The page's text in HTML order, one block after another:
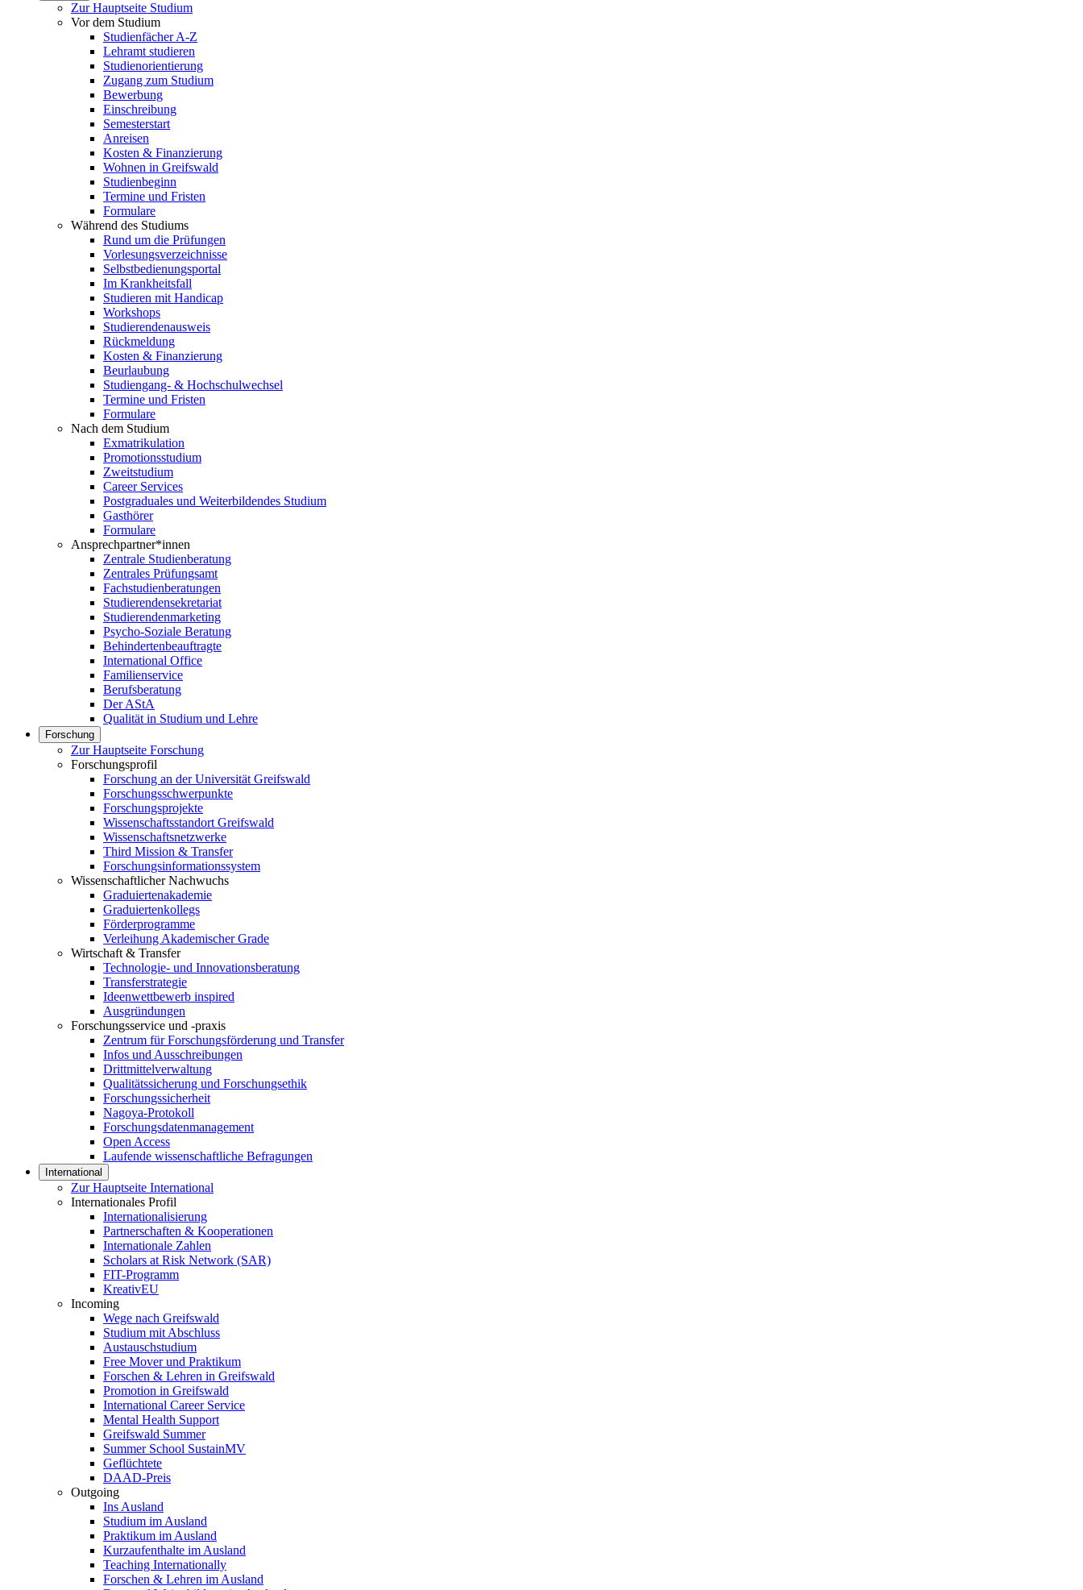
Zur Hauptseite Studium
Vor dem Studium
Studienfächer A-Z
Lehramt studieren
Studienorientierung
Zugang zum Studium
Bewerbung
Einschreibung
Semesterstart
Anreisen
Kosten & Finanzierung
Wohnen in Greifswald
Studienbeginn
Termine und Fristen
Formulare
Während des Studiums
Rund um die Prüfungen
Vorlesungsverzeichnisse
Selbstbedienungsportal
Im Krankheitsfall
Studieren mit Handicap
Workshops
Studierendenausweis
Rückmeldung
Kosten & Finanzierung
Beurlaubung
Studiengang- & Hochschulwechsel
Termine und Fristen
Formulare
Nach dem Studium
Exmatrikulation
Promotionsstudium
Zweitstudium
Career Services
Postgraduales und Weiterbildendes Studium
Gasthörer
Formulare
Ansprechpartner*innen
Zentrale Studienberatung
Zentrales Prüfungsamt
Fachstudienberatungen
Studierendensekretariat
Studierendenmarketing
Psycho-Soziale Beratung
Behindertenbeauftragte
International Office
Familienservice
Berufsberatung
Der AStA
Qualität in Studium und Lehre
Forschung
Zur Hauptseite Forschung
Forschungsprofil
Forschung an der Universität Greifswald
Forschungsschwerpunkte
Forschungsprojekte
Wissenschaftsstandort Greifswald
Wissenschaftsnetzwerke
Third Mission & Transfer
Forschungsinformationssystem
Wissenschaftlicher Nachwuchs
Graduiertenakademie
Graduiertenkollegs
Förderprogramme
Verleihung Akademischer Grade
Wirtschaft & Transfer
Technologie- und Innovationsberatung
Transferstrategie
Ideenwettbewerb inspired
Ausgründungen
Forschungsservice und -praxis
Zentrum für Forschungsförderung und Transfer
Infos und Ausschreibungen
Drittmittelverwaltung
Qualitätssicherung und Forschungsethik
Forschungssicherheit
Nagoya-Protokoll
Forschungsdatenmanagement
Open Access
Laufende wissenschaftliche Befragungen
International
Zur Hauptseite International
Internationales Profil
Internationalisierung
Partnerschaften & Kooperationen
Internationale Zahlen
Scholars at Risk Network (SAR)
FIT-Programm
KreativEU
Incoming
Wege nach Greifswald
Studium mit Abschluss
Austauschstudium
Free Mover und Praktikum
Forschen & Lehren in Greifswald
Promotion in Greifswald
International Career Service
Mental Health Support
Greifswald Summer
Summer School SustainMV
Geflüchtete
DAAD-Preis
Outgoing
Ins Ausland
Studium im Ausland
Praktikum im Ausland
Kurzaufenthalte im Ausland
Teaching Internationally
Forschen & Lehren im Ausland